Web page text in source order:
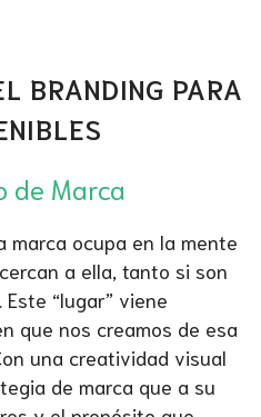
BRANDING PARA
de Marca
marca ocupa en la mente
a ella, tanto si son
“lugar” viene
que nos creamos de esa
una creatividad visual
de marca que a su